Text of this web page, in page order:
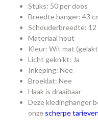
Stuks: 50 per doos
Breedte hanger: 43
Schouderbreedte: 12
Materiaal hout
Kleur: Wit mat
Licht geknikt: Ja
Inkeping: Nee
Broeklat: Nee
Haak is draaibaar
Deze kledinghanger
onze scherpe